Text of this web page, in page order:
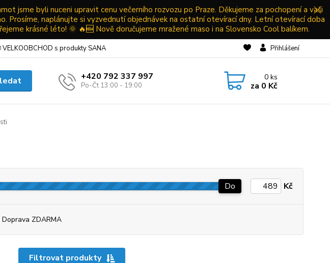
jsme byli nuceni upravit cenu večerního rozvozu po Praze. Děkujeme za pochopení a vaši
Prosíme, naplánujte si vyzvednutí objednávek na ostatní otevírací dny. Letní otevírací doba
krásné léto! 🌞 🔥🆕 Nově doručujeme mražené maso i na Slovensko Cool balíkem.
VELKOOBCHOD s produkty SANA Přihlášení
+420 792 337 997
Po-Čt 13:00 - 19:00
0ks
za 0 Kč
Filtrovat produkty
Do Kč
Doprava ZDARMA